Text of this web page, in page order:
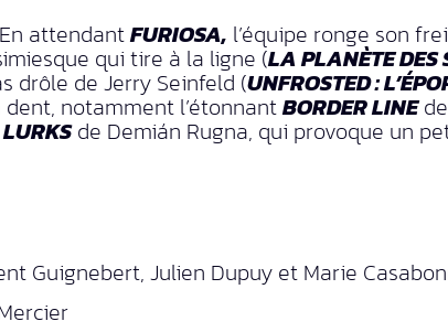
attendantFURIOSA, l’équipe ronge son
qui tire à la ligne (LA PLANÈTE DES
drôle de Jerry Seinfeld (UNFROSTED :
notamment l’étonnantBORDER LINE
de Demián Rugna, qui provoque un
Guignebert, Julien Dupuy et Marie